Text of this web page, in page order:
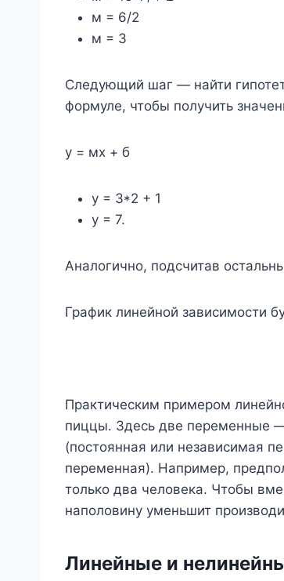
м = 6/2
м = 3
Следующий шаг — найти
формуле, чтобы получить
у = мх + б
у = 3*2 + 1
у = 7.
Аналогично, подсчитав
График линейной зависимости
Практическим примером
пиццы. Здесь две переменные
(постоянная или независимая
переменная). Например,
только два человека. Чтобы
наполовину уменьшит
Линейные и